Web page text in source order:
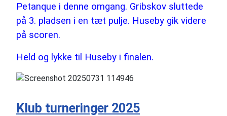
Petanque i denne omgang. Gribskov sluttede
på 3. pladsen i en tæt pulje. Huseby gik videre
på scoren.
Held og lykke til Huseby i finalen.
Klub turneringer 2025